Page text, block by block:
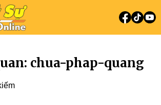
chua-phap-quang